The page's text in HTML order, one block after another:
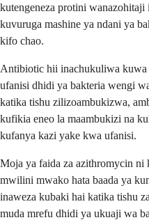
kutengeneza protini
kuvuruga mashine ya ndani ya
kifo chao.
Antibiotic hii inachukuliwa kuwa
ufanisi dhidi ya bakteria wengi
katika tishu zilizoambukizwa,
kufikia eneo la maambukizi na
kufanya kazi yake kwa ufanisi.
Moja ya faida za azithromycin ni
mwilini mwako hata baada ya
inaweza kubaki hai katika tishu
muda mrefu dhidi ya ukuaji wa